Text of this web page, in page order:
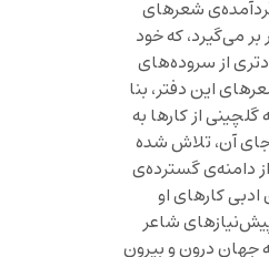
شعرهای
بر می‌گیرد، که خود
از سروده‌های
این دفتر، بنا
از کارها به
آن، تلاش شده
دامنه‌ی گسترده‌ی
کارهای او
شاعر
جهان درون و بیرون